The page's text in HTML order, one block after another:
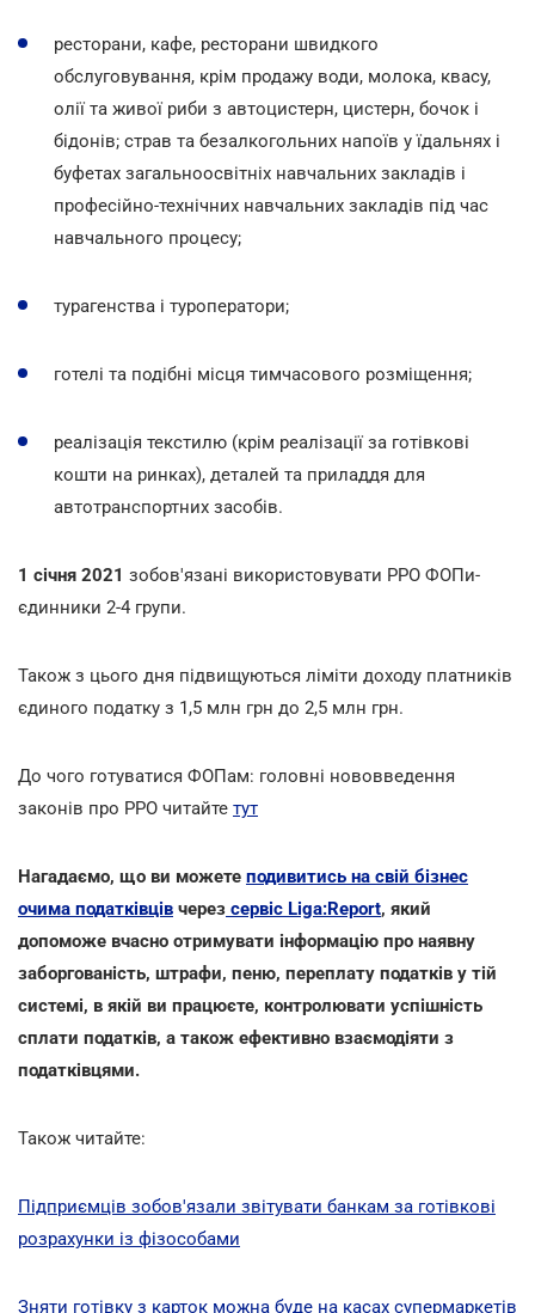
ресторани, кафе, ресторани швидкого
обслуговування, крім продажу води, молока, квасу,
олії та живої риби з автоцистерн, цистерн, бочок і
бідонів; страв та безалкогольних напоїв у їдальнях і
буфетах загальноосвітніх навчальних закладів і
професійно-технічних навчальних закладів під час
навчального процесу;
турагенства і туроператори;
готелі та подібні місця тимчасового розміщення;
реалізація текстилю (крім реалізації за готівкові
кошти на ринках), деталей та приладдя для
автотранспортних засобів.
1 січня 2021 зобов'язані використовувати РРО ФОПи-
єдинники 2-4 групи.
Також з цього дня підвищуються ліміти доходу платників
єдиного податку з 1,5 млн грн до 2,5 млн грн.
До чого готуватися ФОПам: головні нововведення
законів про РРО читайте тут
Нагадаємо, що ви можете подивитись на свій бізнес
очима податківців через сервіс Liga:Report, який
допоможе вчасно отримувати інформацію про наявну
заборгованість, штрафи, пеню, переплату податків у тій
системі, в якій ви працюєте, контролювати успішність
сплати податків, а також ефективно взаємодіяти з
податківцями.
Також читайте:
Підприємців зобов'язали звітувати банкам за готівкові
розрахунки із фізособами
Зняти готівку з карток можна буде на касах супермаркетів